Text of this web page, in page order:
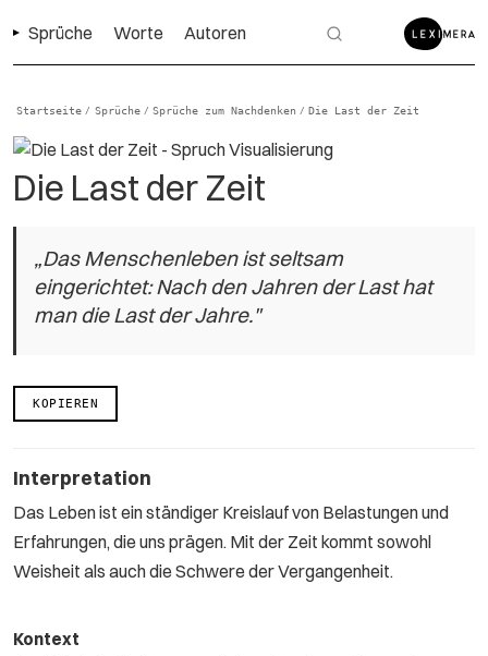
Sprüche Worte Autoren
Startseite / Sprüche / Sprüche zum Nachdenken / Die Last der Zeit
Die Last der Zeit
„Das Menschenleben ist seltsam
eingerichtet: Nach den Jahren der Last hat
man die Last der Jahre."
KOPIEREN
Interpretation
Das Leben ist ein ständiger Kreislauf von Belastungen und
Erfahrungen, die uns prägen. Mit der Zeit kommt sowohl
Weisheit als auch die Schwere der Vergangenheit.
Kontext